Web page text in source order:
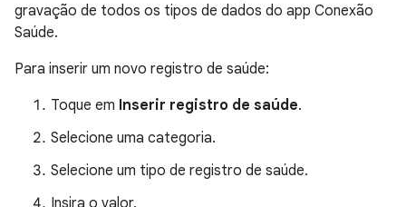
gravação de todos os tipos de dados do app Conexão
Saúde.
Para inserir um novo registro de saúde:
Toque em Inserir registro de saúde.
Selecione uma categoria.
Selecione um tipo de registro de saúde.